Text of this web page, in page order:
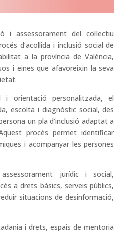
i assessorament del col·lectiu
d’acollida i inclusió social de
a la província de València,
i eines que afavoreixin la seva
i orientació personalitzada, el
escolta i diagnòstic social, des
un pla d’inclusió adaptat a
procés permet identificar
i acompanyar les persones
jurídic i social,
a drets bàsics, serveis públics,
situacions de desinformació,
i drets, espais de mentoria